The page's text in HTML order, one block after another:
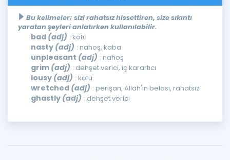
Bu kelimeler; sizi rahatsız hissettiren, size sıkıntı
yaratan şeyleri anlatırken kullanılabilir.
bad (adj) : kötü
nasty (adj) : nahoş, kaba
unpleasant (adj) : nahoş
grim (adj) : dehşet verici, iç karartıcı
lousy (adj) : kötü
wretched (adj) : perişan, Allah'ın belası, rahatsız
ghastly (adj) : dehşet verici